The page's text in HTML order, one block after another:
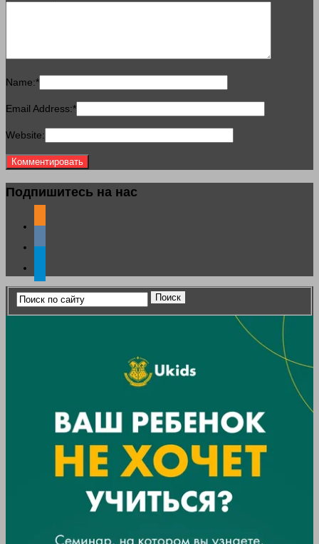
Name:*
Email Address:*
Website:
Подпишитесь на нас